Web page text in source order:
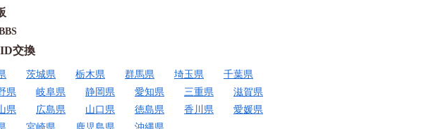
交換
茨城県 栃木県 群馬県 埼玉県
千葉県
県 岐阜県 静岡県 愛知県 三重県
滋賀県
県 広島県 山口県 徳島県 香川県
愛媛県